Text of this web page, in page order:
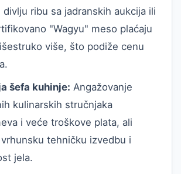
divlju ribu sa jadranskih aukcija ili
"Wagyu" meso plaćaju
više, što podiže cenu
šefa kuhinje: Angažovanje
kulinarskih stručnjaka
i veće troškove plata, ali
tehničku izvedbu i
jela.